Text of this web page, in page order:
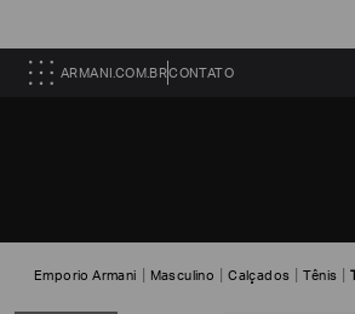
ARMANI.COM.BRCONTATO
Emporio Armani Masculino Calçados Tênis